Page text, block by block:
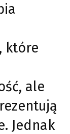
które
ale
Jednak